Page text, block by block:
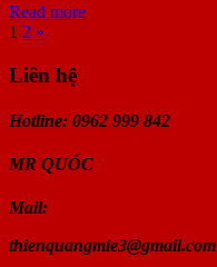
Read more
1 2 »
Liên hệ
Hotline: 0962 999 842
MR QUỐC
Mail:
thienquangmie3@gmail.com